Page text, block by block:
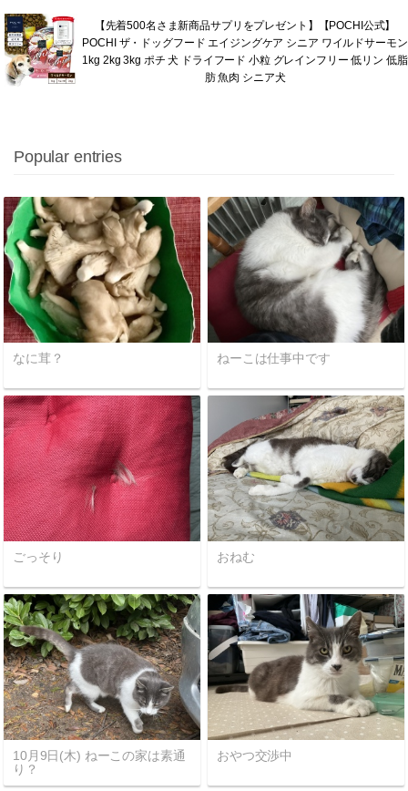
【先着500名さま新商品サプリをプレゼント】【POCHI公式】
POCHI ザ・ドッグフード エイジングケア シニア ワイルドサーモン
1kg 2kg 3kg ポチ 犬 ドライフード 小粒 グレインフリー 低リン 低脂
肪 魚肉 シニア犬
Popular entries
なに茸？ ねーこは仕事中です
ごっそり おねむ
10月9日(木) ねーこの家は素通
り？
おやつ交渉中